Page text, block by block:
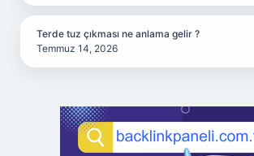
Terde tuz çıkması ne anlama gelir ?
Temmuz 14, 2026